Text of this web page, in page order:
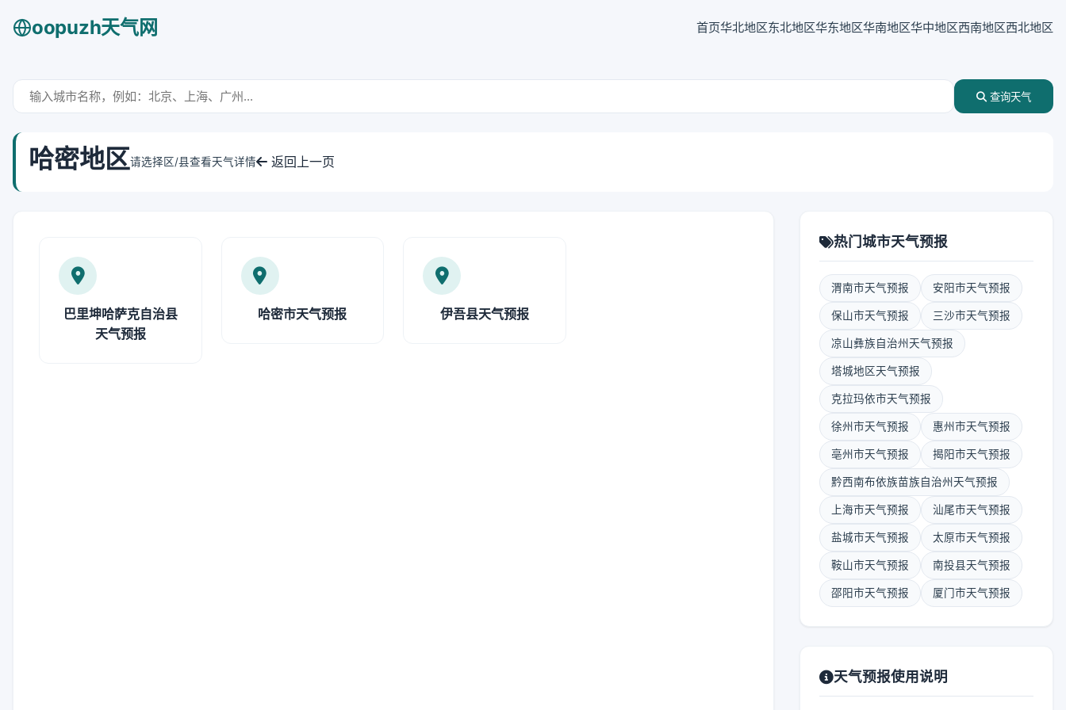
oopuzh天气网 首页华北地区东北地区华东地区华南地区华中地区西南地区西北地区
查询天气
哈密地区请选择区/县查看天气详情 返回上一页
巴里坤哈萨克自治县
天气预报
哈密市天气预报 伊吾县天气预报
热门城市天气预报
渭南市天气预报 安阳市天气预报
保山市天气预报 三沙市天气预报
凉山彝族自治州天气预报
塔城地区天气预报
克拉玛依市天气预报
徐州市天气预报 惠州市天气预报
亳州市天气预报 揭阳市天气预报
黔西南布依族苗族自治州天气预报
上海市天气预报 汕尾市天气预报
盐城市天气预报 太原市天气预报
鞍山市天气预报 南投县天气预报
邵阳市天气预报 厦门市天气预报
天气预报使用说明